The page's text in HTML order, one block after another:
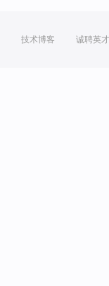
技术博客 诚聘英才